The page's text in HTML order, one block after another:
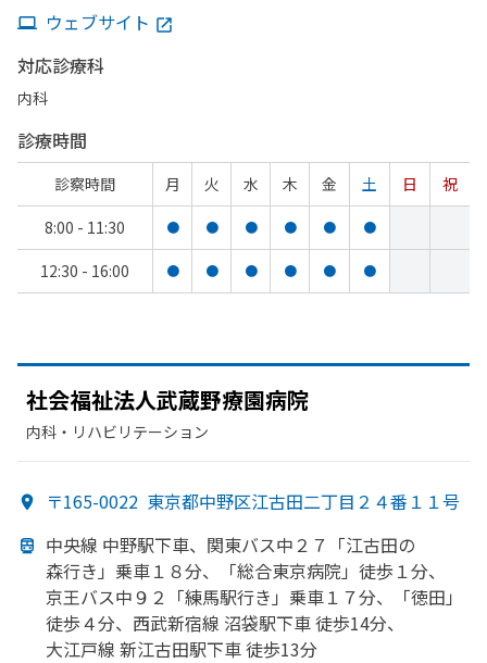
ウェブサイト
対応診療科
内科
診療時間
診察時間 月 火 水 木 金 土 日
祝
8:00 - 11:30
● ● ● ● ● ●
12:30 - 16:00 ● ● ● ● ● ●
社会福祉法人武蔵野療園病院
内科・​リハビリテーション
〒165-0022 東京都中野区江古田二丁目２４番１１号
中央線 中野駅下車、 関東バス中 ２７ 「江古田の
森行き」乗車１８分、
「総合東京病院」 徒歩１分、
京王バス中９２ 「練馬駅行き」乗車１７分、
「徳田」
徒歩４分、 西武新宿線 沼袋駅下車 徒歩14分、
大江戸線 新江古田駅下車 徒歩13分